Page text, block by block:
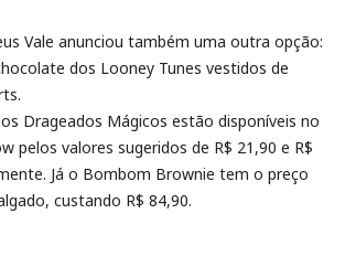
Vale anunciou também uma outra opção:
dos Looney Tunes vestidos de
Drageados Mágicos estão disponíveis no
pelos valores sugeridos de R$ 21,90 e R$
Já o Bombom Brownie tem o preço
custando R$ 84,90.